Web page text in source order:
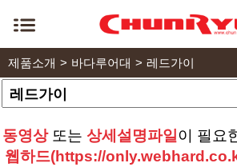
제품소개 바다루어대 레드가이
동영상또는 상세설명파일 이 필요
웹하드(https://